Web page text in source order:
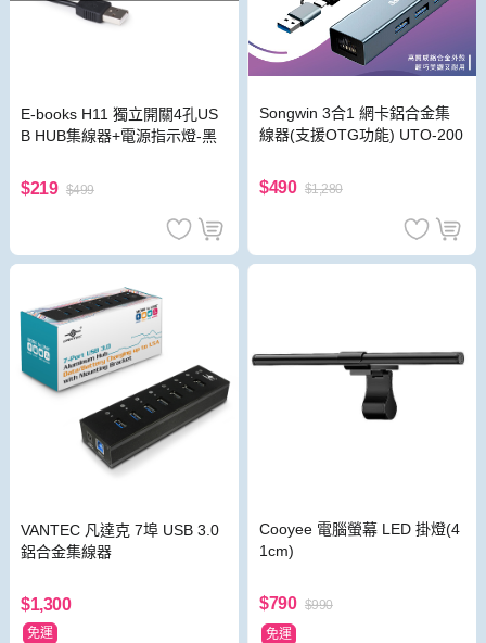
E-books H11 獨立開關4孔US
B HUB集線器+電源指示燈-黑
$219 $499
Songwin 3合1 網卡鋁合金集
線器(支援OTG功能) UTO-200
$490 $1,280
VANTEC 凡達克 7埠 USB 3.0
鋁合金集線器
$1,300
免運
Cooyee 電腦螢幕 LED 掛燈(4
1cm)
$790 $990
免運